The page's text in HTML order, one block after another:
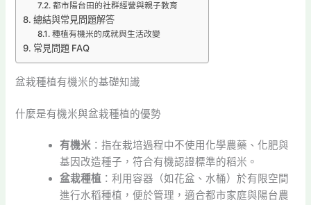
都市陽台田的社群經營與親子教育
總結與常見問題解答
種植有機米的成就與生活改變
常見問題 FAQ
盆栽種植有機米的基礎知識
什麼是有機米與盆栽種植的優勢
有機米 ：指在栽培過程中不使用化學農藥、化肥與
基因改造種子，符合有機認證標準的稻米。
盆栽種植 ：利用容器（如花盆、水桶）於有限空間
進行水稻種植，便於管理，適合都市家庭與陽台農